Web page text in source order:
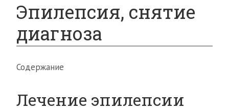
Эпилепсия, снятие
диагноза
Содержание
Лечение эпилепсии